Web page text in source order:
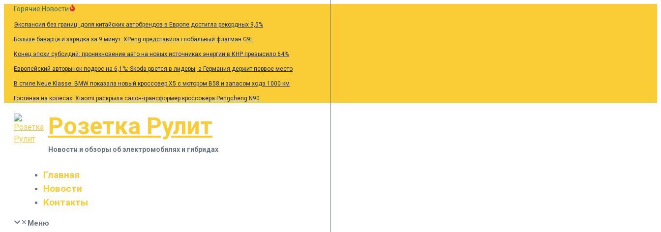
Перейти
Горячие Новости
Экспансия без границ: доля китайских автобрендов в Европе достигла рекордных 9,5%
Больше баварца и зарядка за 9 минут: XPeng представила глобальный флагман G9L
Конец эпохи субсидий: проникновение авто на новых источниках энергии в КНР превысило 64%
Европейский авторынок подрос на 6,1%: Skoda рвется в лидеры, а Германия держит первое место
В стиле Neue Klasse: BMW показала новый кроссовер X5 с мотором B58 и запасом хода 1000 км
Гостиная на колесах: Xiaomi раскрыла салон-трансформер кроссовера Pengcheng N90
Розетка Рулит
Новости и обзоры об электромобилях и гибридах
Главная
Новости
Контакты
Меню